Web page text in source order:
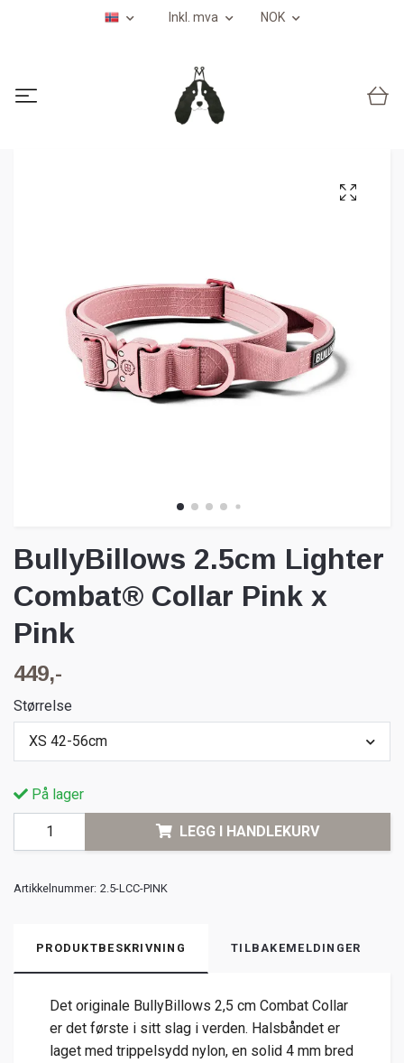
Inkl. mva NOK
BullyBillows 2.5cm Lighter
Combat® Collar Pink x
Pink
449,-
Størrelse
XS 42-56cm
På lager
LEGG I HANDLEKURV
Artikkelnummer: 2.5-LCC-PINK
PRODUKTBESKRIVNING TILBAKEMELDINGER
Det originale BullyBillows 2,5 cm Combat Collar
er det første i sitt slag i verden. Halsbåndet er
laget med trippelsydd nylon, en solid 4 mm bred